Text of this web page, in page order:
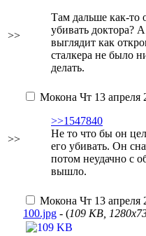
>>
Там дальше как-то
убивать доктора?
выглядит как
сталкера не было
делать.
>>
Мокона Чт 13 апреля
>>1547840
Не то что бы он
его убивать. Он
потом неудачно с
вышло.
Мокона Чт 13 апреля
100.jpg - (109 KB,